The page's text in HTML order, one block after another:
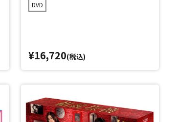
DVD
¥16,720(税込)